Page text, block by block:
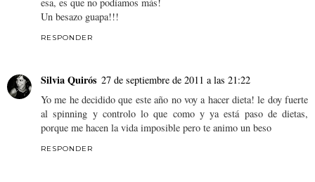
Un besazo guapa!!!
RESPONDER
Silvia Quirós 27 de septiembre de 2011 a las 21:22
Yo me he decidido que este año no voy a hacer dieta! le doy fuerte
al spinning y controlo lo que como y ya está paso de dietas,
porque me hacen la vida imposible pero te animo un beso
RESPONDER